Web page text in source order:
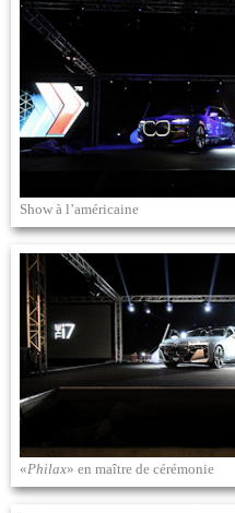
Show à l’américaine
«Philax» en maître de cérémonie